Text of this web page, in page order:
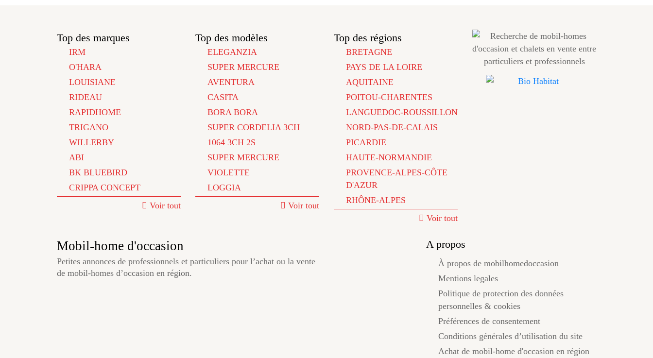
Top des marques
IRM
O'HARA
LOUISIANE
RIDEAU
RAPIDHOME
TRIGANO
WILLERBY
ABI
BK BLUEBIRD
CRIPPA CONCEPT
Voir tout
Top des modèles
ELEGANZIA
SUPER MERCURE
AVENTURA
CASITA
BORA BORA
SUPER CORDELIA 3CH
1064 3CH 2S
SUPER MERCURE
VIOLETTE
LOGGIA
Voir tout
Top des régions
BRETAGNE
PAYS DE LA LOIRE
AQUITAINE
POITOU-CHARENTES
LANGUEDOC-ROUSSILLON
NORD-PAS-DE-CALAIS
PICARDIE
HAUTE-NORMANDIE
PROVENCE-ALPES-CÔTE
D'AZUR
RHÔNE-ALPES
Voir tout
Mobil-home d'occasion
Petites annonces de professionnels et particuliers pour l’achat ou la vente
de mobil-homes d’occasion en région.
A propos
À propos de mobilhomedoccasion
Mentions legales
Politique de protection des données
personnelles & cookies
Préférences de consentement
Conditions générales d’utilisation du site
Achat de mobil-home d'occasion en région